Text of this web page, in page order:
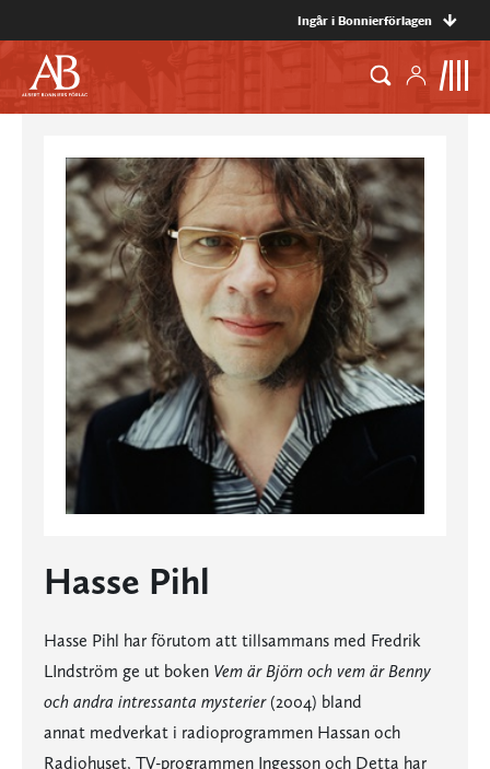
Ingår i Bonnierförlagen
Hasse Pihl
Hasse Pihl har förutom att tillsammans med Fredrik
LIndström ge ut boken Vem är Björn och vem är Benny
och andra intressanta mysterier(2004) bland
annat medverkat i radioprogrammen Hassan och
Radiohuset, TV-programmen Ingesson och Detta har